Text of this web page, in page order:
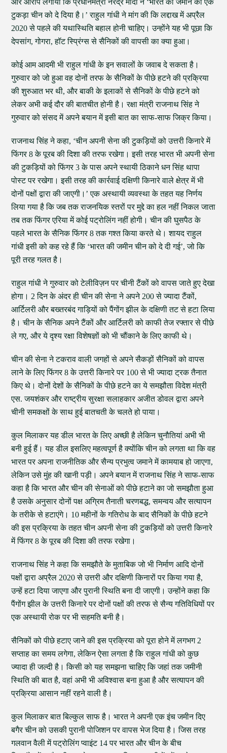
और आरोप लगाया कि प्रधानमंत्री नरेंद्र मोदी ने ‘भारत की जमीन का एक
टुकड़ा चीन को दे दिया है।’ राहुल गांधी ने मांग की कि लद्दाख में अप्रैल
2020 से पहले की यथास्थिति बहाल होनी चाहिए। उन्होंने यह भी पूछा कि
देपसांग, गोगरा, हॉट स्प्रिंग्स से सैनिकों की वापसी का क्या हुआ।
कोई आम आदमी भी राहुल गांधी के इन सवालों के जवाब दे सकता है।
गुरुवार को जो हुआ वह दोनों तरफ के सैनिकों के पीछे हटने की प्रक्रिया
की शुरुआत भर थी, और बाकी के इलाकों से सैनिकों के पीछे हटने को
लेकर अभी कई दौर की बातचीत होनी है। रक्षा मंत्री राजनाथ सिंह ने
गुरुवार को संसद में अपने बयान में इसी बात का साफ-साफ जिक्र किया।
राजनाथ सिंह ने कहा, ‘चीन अपनी सेना की टुकड़ियों को उत्तरी किनारे में
फिंगर 8 के पूरब की दिशा की तरफ रखेगा। इसी तरह भारत भी अपनी सेना
की टुकड़ियों को फिंगर 3 के पास अपने स्थायी ठिकाने धन सिंह थापा
पोस्ट पर रखेगा। इसी तरह की कार्रवाई दक्षिणी किनारे वाले क्षेत्र में भी
दोनों पक्षों द्वारा की जाएगी।’ एक अस्थायी व्यवस्था के तहत यह निर्णय
लिया गया है कि जब तक राजनयिक स्तरों पर मुद्दे का हल नहीं निकल जाता
तब तक फिंगर एरिया में कोई पट्रोलिंग नहीं होगी। चीन की घुसपैठ के
पहले भारत के सैनिक फिंगर 8 तक गश्त किया करते थे। शायद राहुल
गांधी इसी को कह रहे हैं कि ‘भारत की जमीन चीन को दे दी गई’, जो कि
पूरी तरह गलत है।
राहुल गांधी ने गुरुवार को टेलीविज़न पर चीनी टैंकों को वापस जाते हुए देखा
होगा। 2 दिन के अंदर ही चीन की सेना ने अपने 200 से ज्यादा टैंकों,
आर्टिलरी और बख्तरबंद गाड़ियों को पैंगोंग झील के दक्षिणी तट से हटा लिया
है। चीन के सैनिक अपने टैंकों और आर्टिलरी को काफी तेज रफ्तार से पीछे
ले गए, और ये दृश्य रक्षा विशेषज्ञों को भी चौंकाने के लिए काफी थे।
चीन की सेना ने टकराव वाली जगहों से अपने सैकड़ों सैनिकों को वापस
लाने के लिए फिंगर 8 के उत्तरी किनारे पर 100 से भी ज्यादा ट्रक तैनात
किए थे। दोनों देशों के सैनिकों के पीछे हटने का ये समझौता विदेश मंत्री
एस. जयशंकर और राष्ट्रीय सुरक्षा सलाहकार अजीत डोवल द्वारा अपने
चीनी समकक्षों के साथ हुई बातचती के चलते हो पाया।
कुल मिलाकर यह डील भारत के लिए अच्छी है लेकिन चुनौतियां अभी भी
बनी हुई हैं। यह डील इसलिए महत्वपूर्ण है क्योंकि चीन को लगता था कि वह
भारत पर अपना राजनीतिक और सैन्य प्रभुत्व जमाने में कामयाब हो जाएगा,
लेकिन उसे मुंह की खानी पड़ी। अपने बयान में राजनाथ सिंह ने साफ-साफ
कहा है कि भारत और चीन की सेनाओं को पीछे हटाने का जो समझौता हुआ
है उसके अनुसार दोनों पक्ष अग्रिम तैनाती चरणबद्ध, समन्वय और सत्यापन
के तरीके से हटाएंगे। 10 महीनों के गतिरोध के बाद सैनिकों के पीछे हटने
की इस प्रक्रिया के तहत चीन अपनी सेना की टुकड़ियों को उत्तरी किनारे
में फिंगर 8 के पूरब की दिशा की तरफ रखेगा।
राजनाथ सिंह ने कहा कि समझौते के मुताबिक जो भी निर्माण आदि दोनों
पक्षों द्वारा अप्रैल 2020 से उत्तरी और दक्षिणी किनारों पर किया गया है,
उन्‍हें हटा दिया जाएगा और पुरानी स्थिति बना दी जाएगी। उन्होंने कहा कि
पैंगोंग झील के उत्तरी किनारे पर दोनों पक्षों की तरफ से सैन्य गतिविधियों पर
एक अस्थायी रोक पर भी सहमति बनी है।
सैनिकों को पीछे हटाए जाने की इस प्रक्रिया को पूरा होने में लगभग 2
सप्ताह का समय लगेगा, लेकिन ऐसा लगता है कि राहुल गांधी को कुछ
ज्यादा ही जल्दी है। किसी को यह समझना चाहिए कि जहां तक जमीनी
स्थिति की बात है, वहां अभी भी अविश्वास बना हुआ है और सत्यापन की
प्रक्रिया आसान नहीं रहने वाली है।
कुल मिलाकर बात बिल्कुल साफ है। भारत ने अपनी एक इंच जमीन दिए
बगैर चीन को उसकी पुरानी पोजिशन पर वापस भेज दिया है। जिस तरह
गलवान वैली में पट्रोलिंग प्वाइंट 14 पर भारत और चीन के बीच